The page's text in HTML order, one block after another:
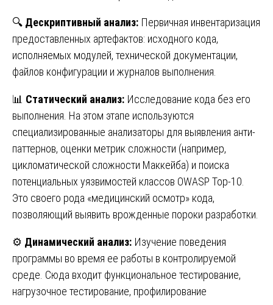
🔍 Дескриптивный анализ: Первичная инвентаризация
предоставленных артефактов: исходного кода,
исполняемых модулей, технической документации,
файлов конфигурации и журналов выполнения.
📊 Статический анализ: Исследование кода без его
выполнения. На этом этапе используются
специализированные анализаторы для выявления анти-
паттернов, оценки метрик сложности (например,
цикломатической сложности Маккейба) и поиска
потенциальных уязвимостей классов OWASP Top-10.
Это своего рода «медицинский осмотр» кода,
позволяющий выявить врожденные пороки разработки.
⚙️ Динамический анализ: Изучение поведения
программы во время ее работы в контролируемой
среде. Сюда входит функциональное тестирование,
нагрузочное тестирование, профилирование